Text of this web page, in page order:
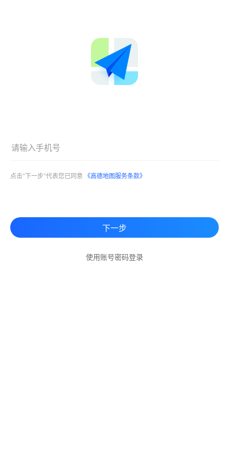
点击"下一步"代表您已同意 《高德地图服务条款》
下一步
使用账号密码登录